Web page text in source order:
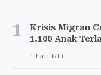
1
Krisis Migran
1.100 Anak
1 hari lalu